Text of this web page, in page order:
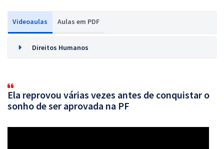
Videoaulas Aulas em PDF
Direitos Humanos
Ela reprovou várias vezes antes de conquistar o
sonho de ser aprovada na PF